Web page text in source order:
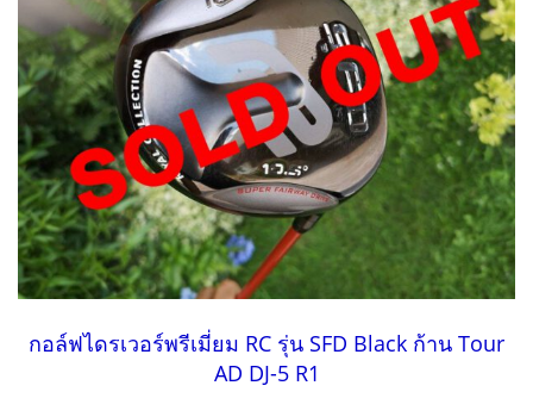
กอล์ฟไดรเวอร์พรีเมี่ยม RC รุ่น SFD Black ก้าน Tour
AD DJ-5 R1